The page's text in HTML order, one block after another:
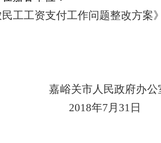
民工工资支付工作问题整改方
嘉峪关市人民政府办公
2018年7月 31 日